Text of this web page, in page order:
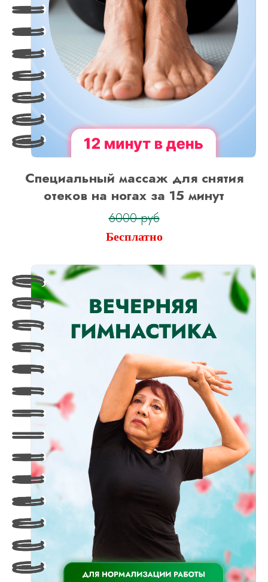
Специальный массаж для снятия
отеков на ногах за 15 минут
6000 руб
Бесплатно